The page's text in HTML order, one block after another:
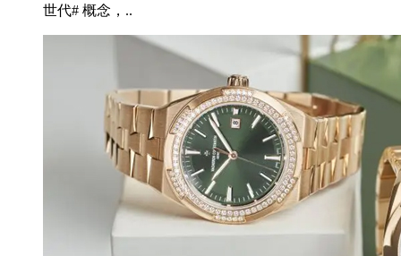
世代# 概念，..